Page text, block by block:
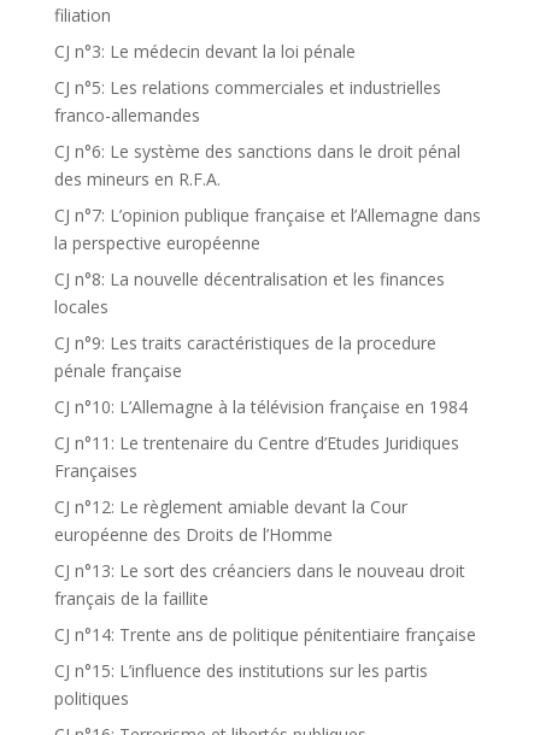
filiation
CJ n°3: Le médecin devant la loi pénale
CJ n°5: Les relations commerciales et industrielles
franco-allemandes
CJ n°6: Le système des sanctions dans le droit pénal
des mineurs en R.F.A.
CJ n°7: L’opinion publique française et l’Allemagne dans
la perspective européenne
CJ n°8: La nouvelle décentralisation et les finances
locales
CJ n°9: Les traits caractéristiques de la procedure
pénale française
CJ n°10: L’Allemagne à la télévision française en 1984
CJ n°11: Le trentenaire du Centre d’Etudes Juridiques
Françaises
CJ n°12: Le règlement amiable devant la Cour
européenne des Droits de l’Homme
CJ n°13: Le sort des créanciers dans le nouveau droit
français de la faillite
CJ n°14: Trente ans de politique pénitentiaire française
CJ n°15: L’influence des institutions sur les partis
politiques